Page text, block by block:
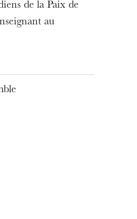
de la Paix de
au